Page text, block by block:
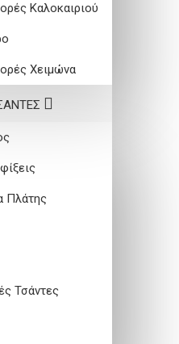
Καλοκαιριού
Χειμώνα
Πλάτης
Τσάντες